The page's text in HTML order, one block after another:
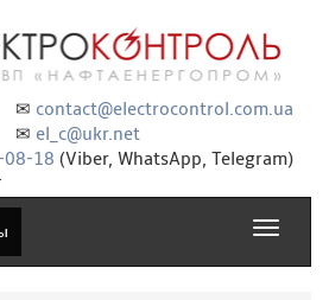
✉ contact@electrocontrol.com.ua
✉ el_c@ukr.net
08-18 (Viber, WhatsApp, Telegram)
Toggle